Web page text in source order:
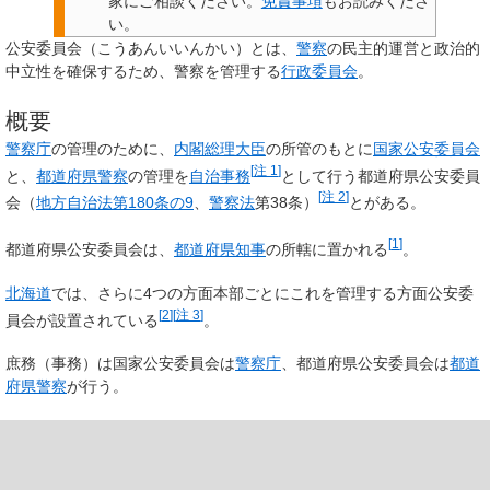
い。
公安委員会 （こうあんいいんかい）とは、 警察の民主的運営と政治的
中立性を確保するため、警察を管理する行政委員会。
概要
警察庁の管理のために、 内閣総理大臣の所管のもとに国家公安委員会
と、 都道府県警察の管理を自治事務[注 1 ] として行う都道府県公安委員
会 （地方自治法第180条の9 警察法第38条） [注 2] とがある。
都道府県公安委員会は、 都道府県知事の所轄に置かれる [1 ] 。
北海道では、さらに4つの方面本部ごとにこれを管理する方面公安委
員会が設置されている[2][注 3]。
庶務（事務）は国家公安委員会は警察庁 、都道府県公安委員会は都道
府県警察が行う。